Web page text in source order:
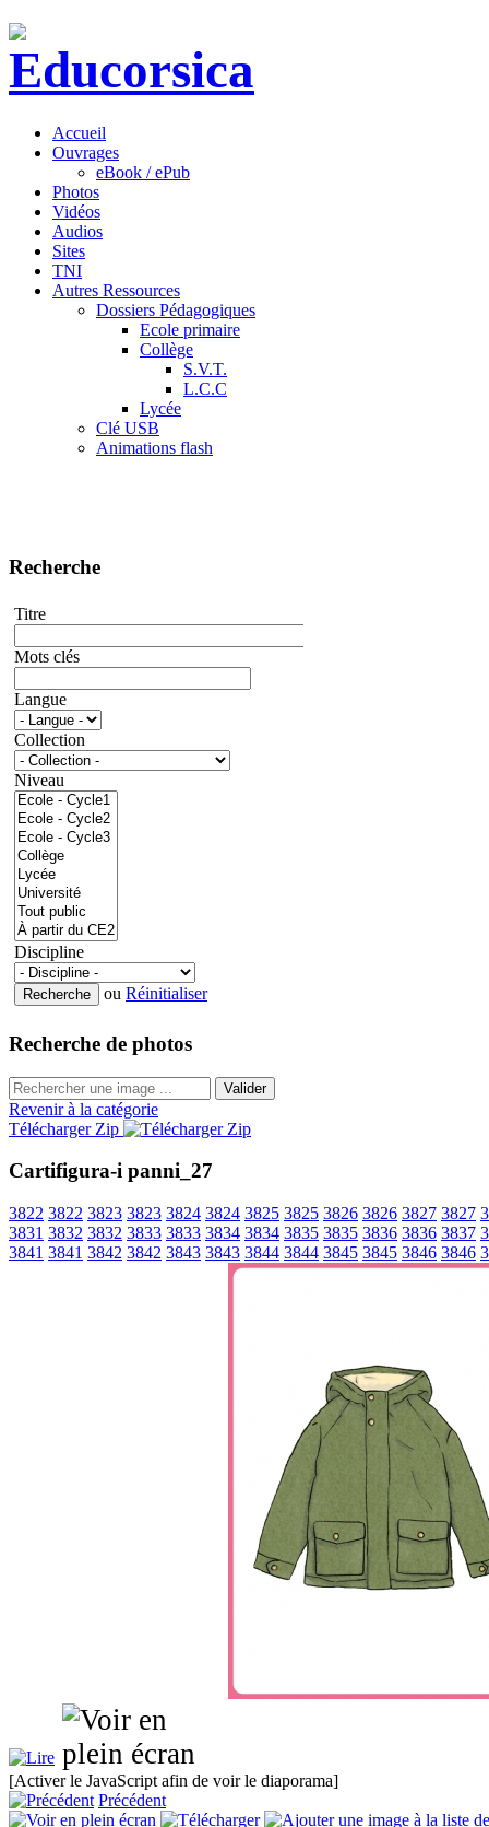
Accueil
Ouvrages
eBook / ePub
Photos
Vidéos
Audios
Sites
TNI
Autres Ressources
Dossiers Pédagogiques
Ecole primaire
Collège
S.V.T.
L.C.C
Lycée
Clé USB
Animations flash
Recherche
Titre
Mots clés
Langue
Collection
Niveau
Discipline
ou Réinitialiser
Recherche de photos
Valider
Revenir à la catégorie
Télécharger Zip
Cartifigura-i panni_27
3822 3822 3823 3823 3824 3824 3825 3825 3826 3826 3827 3827
3831 3832 3832 3833 3833 3834 3834 3835 3835 3836 3836 3837
3841 3841 3842 3842 3843 3843 3844 3844 3845 3845 3846 3846
[Activer le JavaScript afin de voir le diaporama]
Précédent